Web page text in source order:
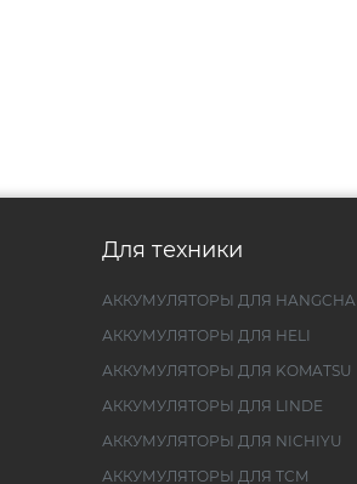
Для техники
АККУМУЛЯТОРЫ ДЛЯ HANGCHA
АККУМУЛЯТОРЫ ДЛЯ HELI
АККУМУЛЯТОРЫ ДЛЯ KOMATSU
АККУМУЛЯТОРЫ ДЛЯ LINDE
АККУМУЛЯТОРЫ ДЛЯ NICHIYU
АККУМУЛЯТОРЫ ДЛЯ TCM